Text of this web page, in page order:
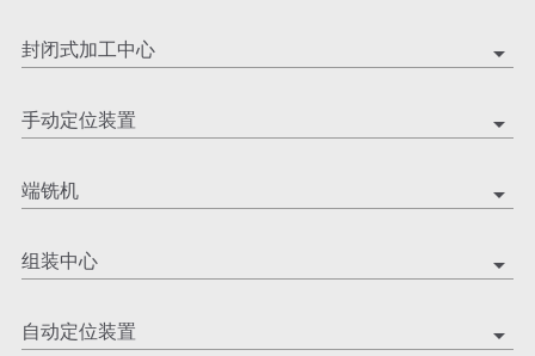
封闭式加工中心 arrow_drop_down
手动定位装置 arrow_drop_down
端铣机 arrow_drop_down
组装中心 arrow_drop_down
自动定位装置 arrow_drop_down